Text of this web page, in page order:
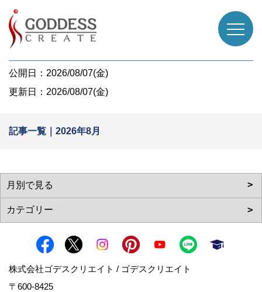
公開日：2026/08/07(金)
更新日：2026/08/07(金)
記事一覧｜2026年8月
株式会社ゴデスクリエイト / ゴデスクリエイト
〒600-8425